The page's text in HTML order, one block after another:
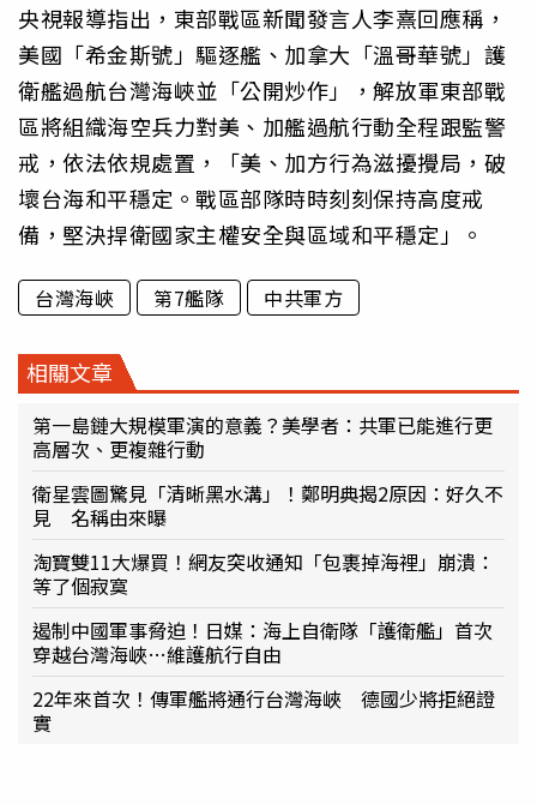
央視報導指出，東部戰區新聞發言人李熹回應稱，
美國「希金斯號」驅逐艦、加拿大「溫哥華號」護
衛艦過航台灣海峽並「公開炒作」，解放軍東部戰
區將組織海空兵力對美、加艦過航行動全程跟監警
戒，依法依規處置，「美、加方行為滋擾攪局，破
壞台海和平穩定。戰區部隊時時刻刻保持高度戒
備，堅決捍衛國家主權安全與區域和平穩定」。
台灣海峽 第7艦隊 中共軍方
相關文章
第一島鏈大規模軍演的意義？美學者：共軍已能進行更
高層次、更複雜行動
衛星雲圖驚見「清晰黑水溝」！鄭明典揭2原因：好久不
見 名稱由來曝
淘寶雙11大爆買！網友突收通知「包裹掉海裡」崩潰：
等了個寂寞
遏制中國軍事脅迫！日媒：海上自衛隊「護衛艦」首次
穿越台灣海峽…維護航行自由
22年來首次！傳軍艦將通行台灣海峽 德國少將拒絕證
實